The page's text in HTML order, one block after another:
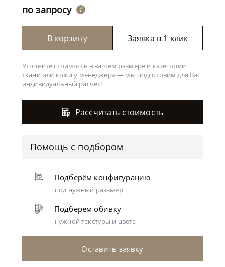
по запросу i
В корзину Заявка в 1 клик
Уточните стоимость в вашем размере и категории
ткани или кожи у менеджера — мы подготовим для Вас
индивидуальный расчет!
Рассчитать стоимость
Помощь с подбором
Подберём конфигурацию
под нужный разамер
Подберём обивку
нужной текстуры и цвета
Оставить заявку